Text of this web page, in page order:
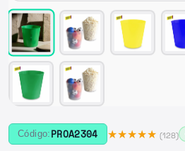
Código: PROA2304 ★★★★★ (128)